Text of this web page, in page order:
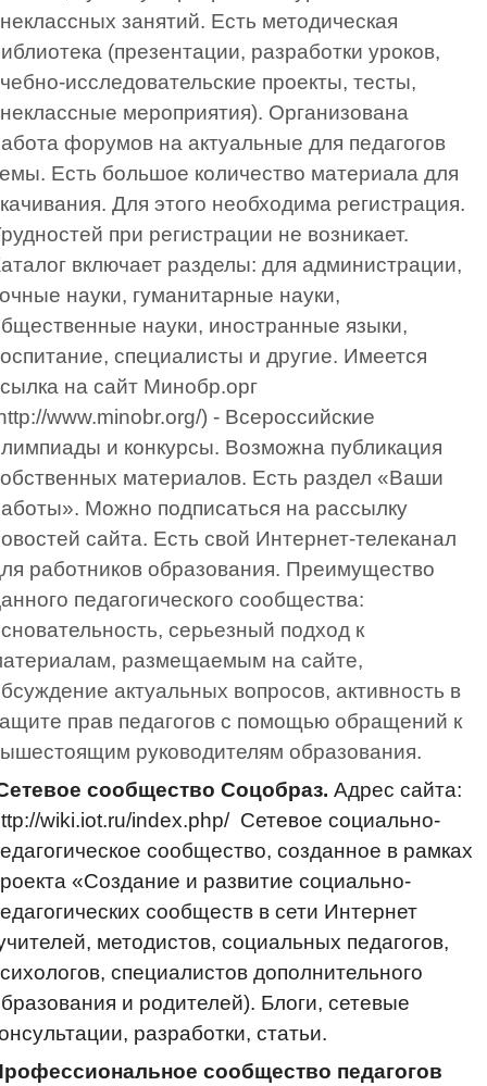
занятий. Есть методическая
(презентации, разработки уроков,
исследовательские проекты, тесты,
мероприятия). Организована
форумов на актуальные для педагогов
Есть большое количество материала для
Для этого необходима регистрация.
при регистрации не возникает.
включает разделы: для администрации,
науки, гуманитарные науки,
науки, иностранные языки,
специалисты и другие. Имеется
на сайт Минобр.орг
www.minobr.org/) - Всероссийские
и конкурсы. Возможна публикация
материалов. Есть раздел «Ваши
Можно подписаться на рассылку
сайта. Есть свой Интернет-телеканал
работников образования. Преимущество
педагогического сообщества:
серьезный подход к
размещаемым на сайте,
актуальных вопросов, активность в
прав педагогов с помощью обращений к
руководителям образования.
сообщество Соцобраз. Адрес сайта:
wiki.iot.ru/index.php/ Сетевое социально-
сообщество, созданное в рамках
«Создание и развитие социально-
сообществ в сети Интернет
методистов, социальных педагогов,
специалистов дополнительного
и родителей). Блоги, сетевые
разработки, статьи.
сообщество педагогов